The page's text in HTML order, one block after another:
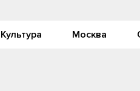
Культура Москва